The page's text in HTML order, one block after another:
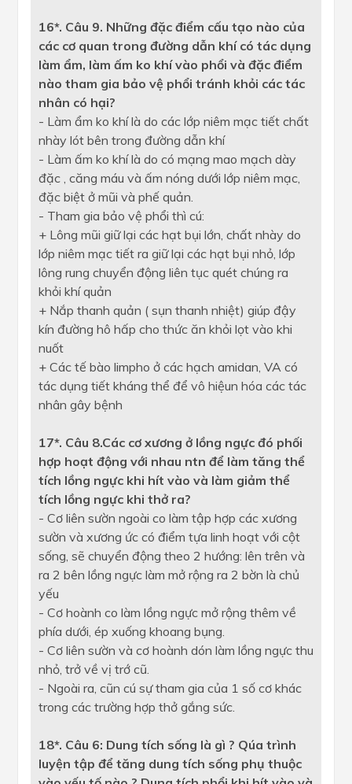
16*. Câu 9. Những đặc điểm cấu tạo nào của
các cơ quan trong đường dẫn khí có tác dụng
làm ẩm, làm ấm ko khí vào phổi và đặc điểm
nào tham gia bảo vệ phổi tránh khỏi các tác
nhân có hại?
- Làm ẩm ko khí là do các lớp niêm mạc tiết chất
nhày lót bên trong đường dẫn khí
- Làm ấm ko khí là do có mạng mao mạch dày
đặc , căng máu và ấm nóng dưới lớp niêm mạc,
đặc biệt ở mũi và phế quản.
- Tham gia bảo vệ phổi thì cú:
+ Lông mũi giữ lại các hạt bụi lớn, chất nhày do
lớp niêm mạc tiết ra giữ lại các hạt bụi nhỏ, lớp
lông rung chuyển động liên tục quét chúng ra
khỏi khí quản
+ Nắp thanh quản ( sụn thanh nhiệt) giúp đậy
kín đường hô hấp cho thức ăn khỏi lọt vào khi
nuốt
+ Các tế bào limpho ở các hạch amidan, VA có
tác dụng tiết kháng thể để vô hiệun hóa các tác
nhân gây bệnh
17*. Câu 8.Các cơ xương ở lồng ngực đó phối
hợp hoạt động với nhau ntn để làm tăng thể
tích lồng ngực khi hít vào và làm giảm thể
tích lồng ngực khi thở ra?
- Cơ liên sườn ngoài co làm tập hợp các xương
sườn và xương ức có điểm tựa linh hoạt với cột
sống, sẽ chuyển động theo 2 hướng: lên trên và
ra 2 bên lồng ngực làm mở rộng ra 2 bờn là chủ
yếu
- Cơ hoành co làm lồng ngực mở rộng thêm về
phía dưới, ép xuống khoang bụng.
- Cơ liên sườn và cơ hoành dón làm lồng ngực thu
nhỏ, trở về vị trớ cũ.
- Ngoài ra, cũn cú sự tham gia của 1 số cơ khác
trong các trường hợp thở gắng sức.
18*. Câu 6: Dung tích sống là gì ? Qúa trình
luyện tập để tăng dung tích sống phụ thuộc